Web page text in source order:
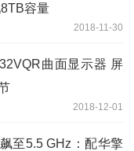
容量
2018-11-30
曲面显示器 屏
2018-12-01
至5.5 GHz：配华擎